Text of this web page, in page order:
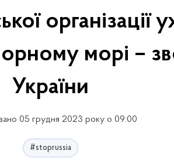
організації
морі –
України
05 грудня 2023 року о 09:00
#stoprussia